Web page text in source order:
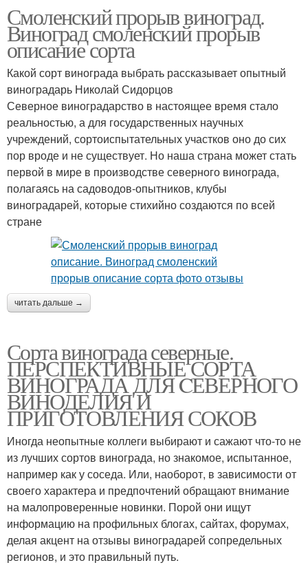
Смоленский прорыв виноград.
Виноград смоленский прорыв
описание сорта
Какой сорт винограда выбрать рассказывает опытный
виноградарь Николай Сидорцов
Северное виноградарство в настоящее время стало
реальностью, а для государственных научных
учреждений, сортоиспытательных участков оно до сих
пор вроде и не существует. Но наша страна может стать
первой в мире в производстве северного винограда,
полагаясь на садоводов-опытников, клубы
виноградарей, которые стихийно создаются по всей
стране
читать дальше →
Сорта винограда северные.
ПЕРСПЕКТИВНЫЕ СОРТА
ВИНОГРАДА ДЛЯ CЕВЕРНОГО
ВИНОДЕЛИЯ И
ПРИГОТОВЛЕНИЯ СОКОВ
Иногда неопытные коллеги выбирают и сажают что-то не
из лучших сортов винограда, но знакомое, испытанное,
например как у соседа. Или, наоборот, в зависимости от
своего характера и предпочтений обращают внимание
на малопроверенные новинки. Порой они ищут
информацию на профильных блогах, сайтах, форумах,
делая акцент на отзывы виноградарей сопредельных
регионов, и это правильный путь.